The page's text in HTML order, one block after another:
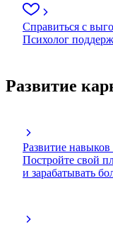
Справиться с
Психолог
Развитие
Развитие
Постройте свой
и зарабатывать